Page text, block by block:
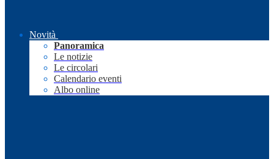
Novità
Panoramica
Le notizie
Le circolari
Calendario eventi
Albo online